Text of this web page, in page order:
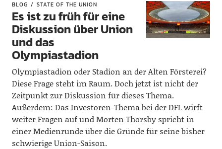
BLOG STATE OF THE UNION
Es ist zu früh für eine
Diskussion über Union
und das
Olympiastadion
Olympiastadion oder Stadion an der Alten Försterei?
Diese Frage steht im Raum. Doch jetzt ist nicht der
Zeitpunkt zur Diskussion für dieses Thema.
Außerdem: Das Investoren-Thema bei der DFL wirft
weiter Fragen auf und Morten Thorsby spricht in
einer Medienrunde über die Gründe für seine bisher
schwierige Union-Saison.